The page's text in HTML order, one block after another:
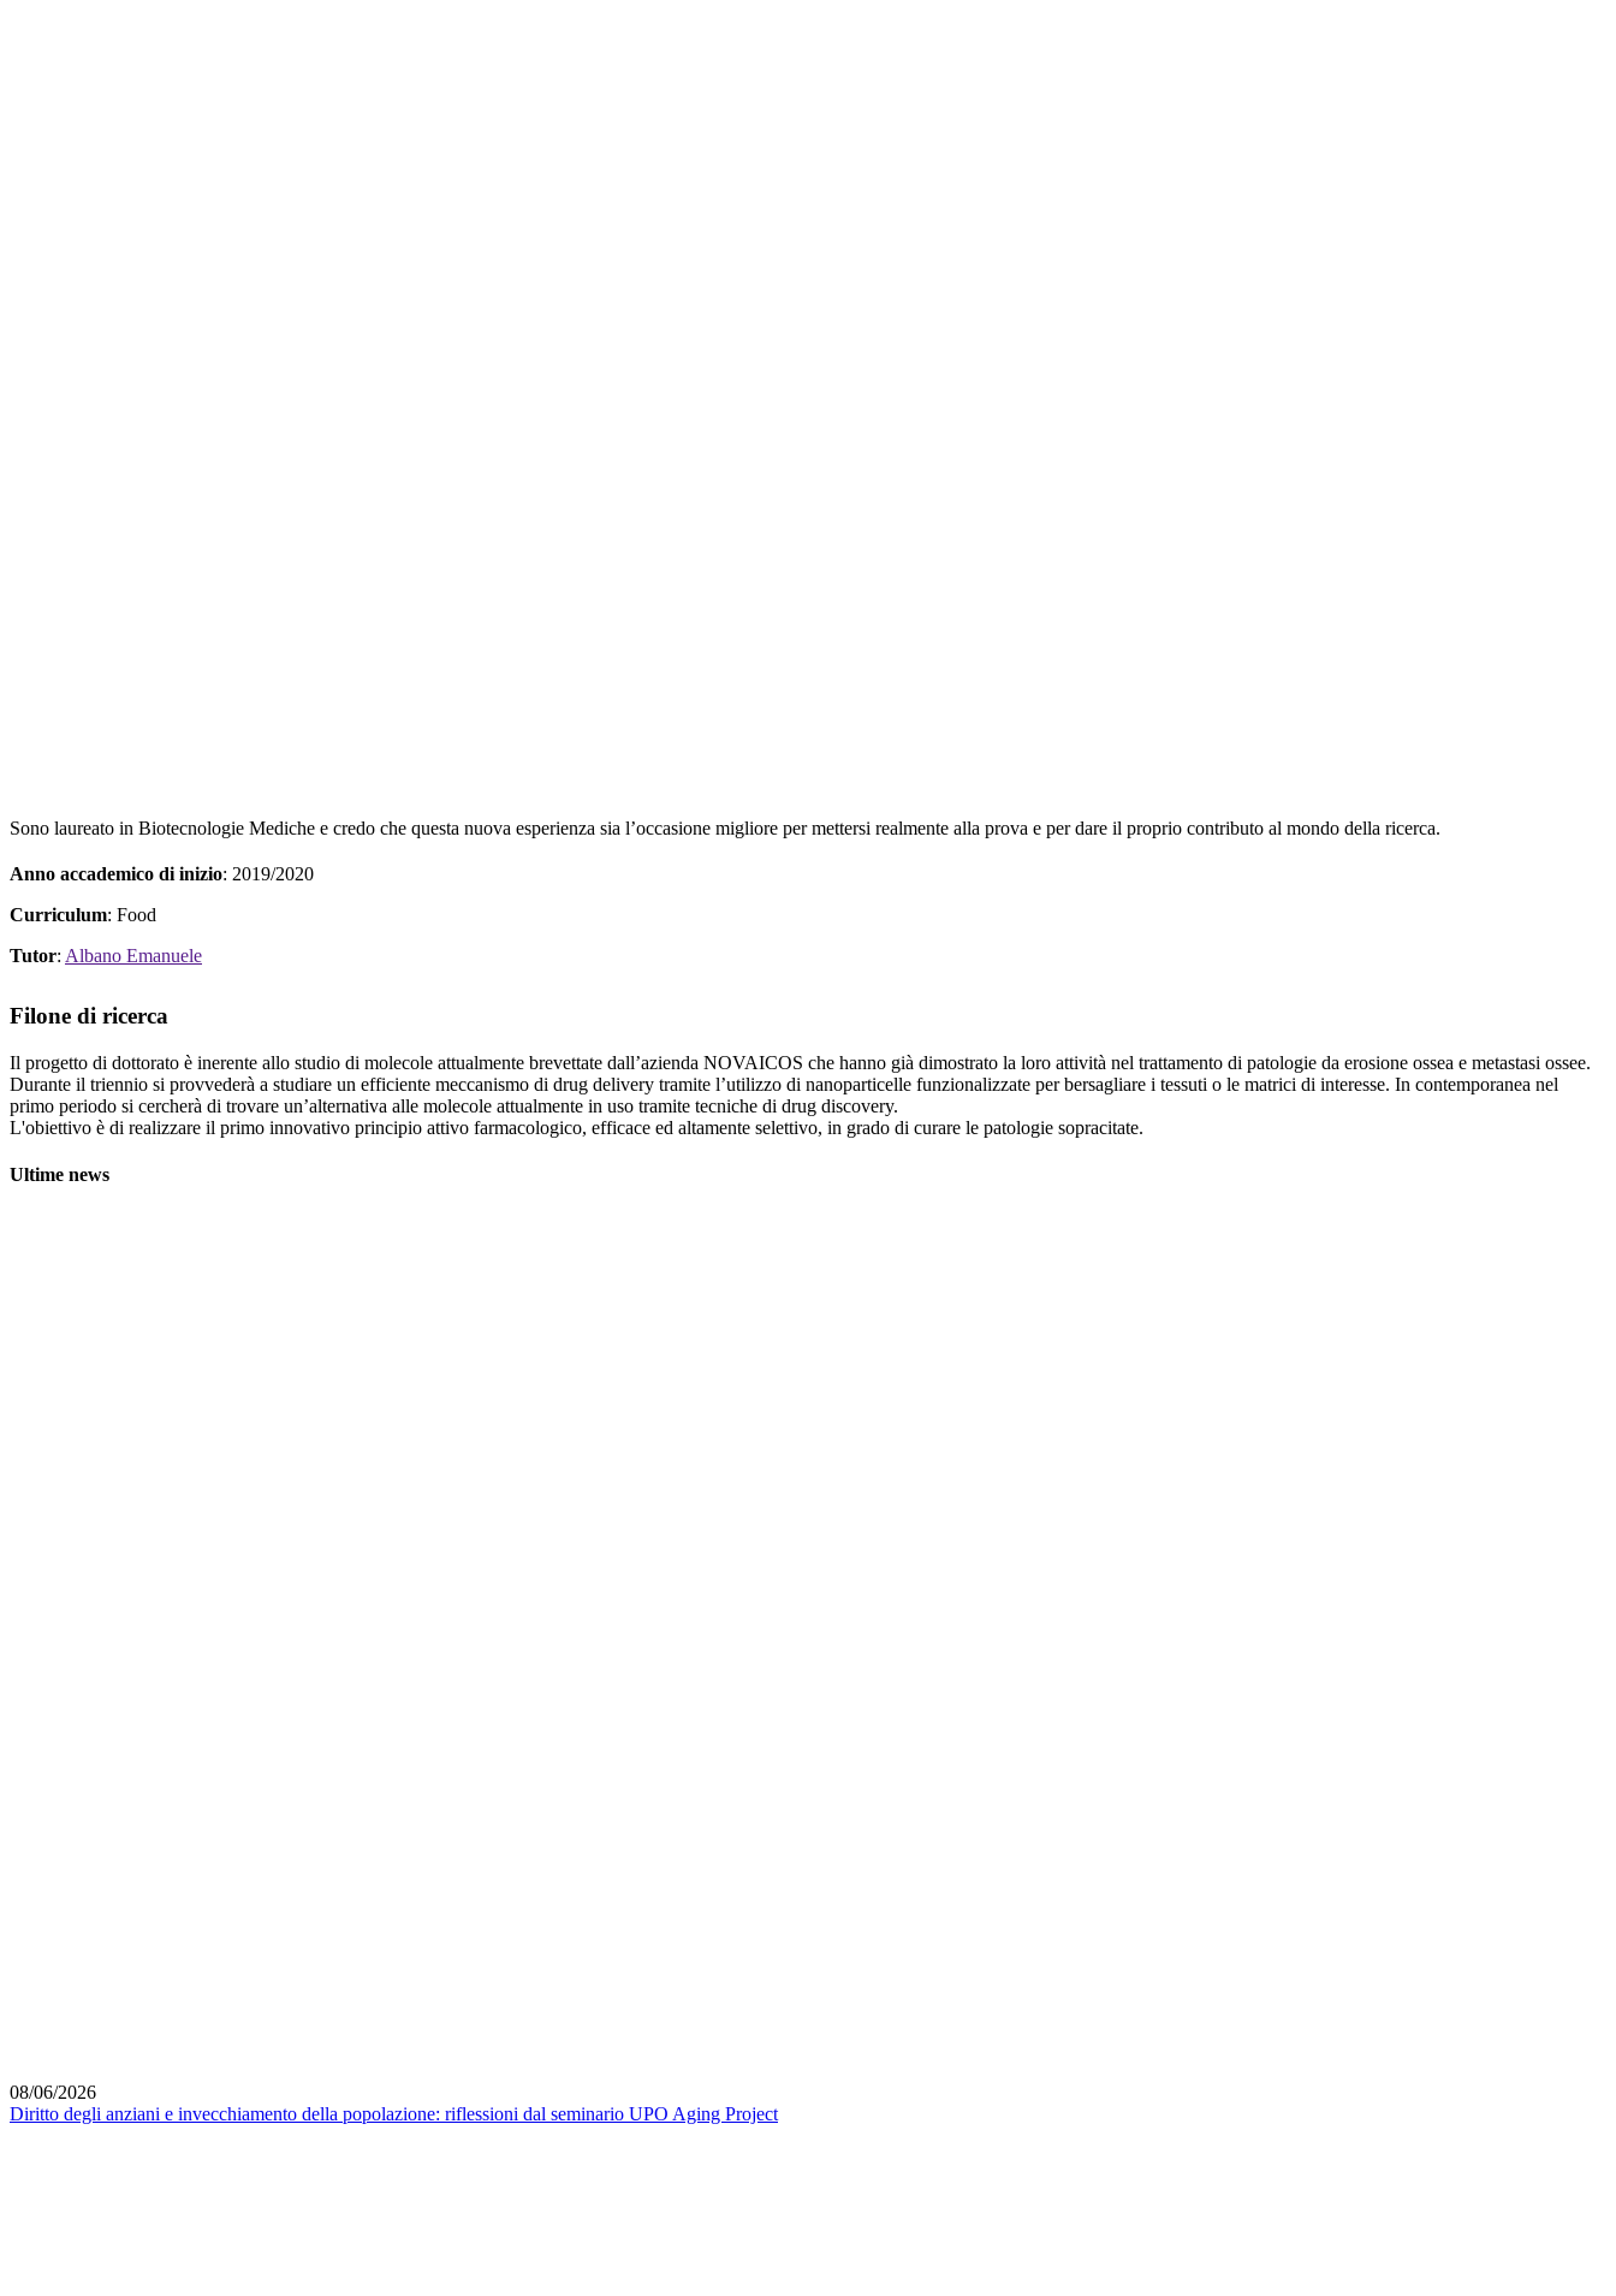
Sono laureato in Biotecnologie Mediche e credo che questa nuova esperienza sia l’occasione migliore per mettersi realmente alla prova e per dare il proprio contributo al mondo della ricerca.
Anno accademico di inizio: 2019/2020
Curriculum: Food
Tutor: Albano Emanuele
Filone di ricerca
Il progetto di dottorato è inerente allo studio di molecole attualmente brevettate dall’azienda NOVAICOS che hanno già dimostrato la loro attività nel trattamento di patologie da erosione ossea e metastasi ossee.
Durante il triennio si provvederà a studiare un efficiente meccanismo di drug delivery tramite l’utilizzo di nanoparticelle funzionalizzate per bersagliare i tessuti o le matrici di interesse. In contemporanea nel
primo periodo si cercherà di trovare un’alternativa alle molecole attualmente in uso tramite tecniche di drug discovery.
L'obiettivo è di realizzare il primo innovativo principio attivo farmacologico, efficace ed altamente selettivo, in grado di curare le patologie sopracitate.
Ultime news
08/06/2026
Diritto degli anziani e invecchiamento della popolazione: riflessioni dal seminario UPO Aging Project